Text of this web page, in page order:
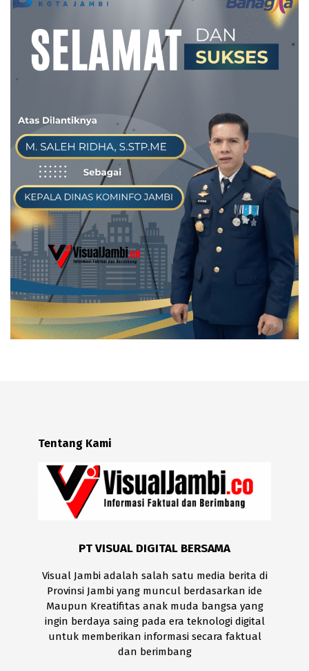
Tentang Kami
PT VISUAL DIGITAL BERSAMA
Visual Jambi adalah salah satu media berita di
Provinsi Jambi yang muncul berdasarkan ide
Maupun Kreatifitas anak muda bangsa yang
ingin berdaya saing pada era teknologi digital
untuk memberikan informasi secara faktual
dan berimbang